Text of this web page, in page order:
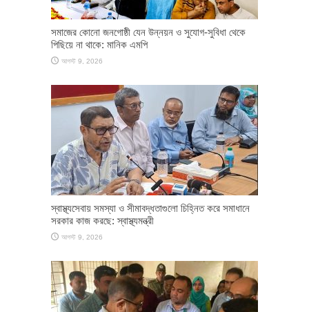
সমাজের কোনো জনগোষ্ঠী যেন উন্নয়ন ও সুযোগ-সুবিধা থেকে
পিছিয়ে না থাকে: মানিক এমপি
আগস্ট 9, 2026
স্বাস্থ্যসেবায় সমস্যা ও সীমাবদ্ধতাগুলো চিহ্নিত করে সমাধানে
সরকার কাজ করছে: স্বাস্থ্যমন্ত্রী
আগস্ট 9, 2026